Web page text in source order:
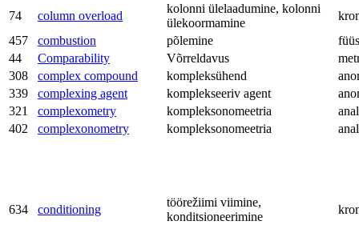
74 column overload
kolonni ülelaadumine, kolonni
ülekoormamine
457
combustion põlemine
44
Comparability Võrreldavus
308
complex compound kompleksühend
339
complexing agent komplekseeriv agent
321
complexometry kompleksonomeetria
402
complexonometry kompleksonomeetria
634 conditioning
töörežiimi viimine,
konditsioneerimine